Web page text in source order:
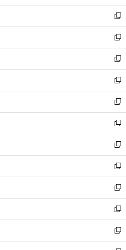
開
く
ウ
で
開
く
ン
ド
ウ
で
開
く
新
し
い
ウ
ィ
ン
ド
ウ
で
開
く
新
し
い
ウ
ィ
ン
ド
ウ
で
開
く
新
し
い
ウ
ィ
ン
ド
ウ
で
開
く
新
し
い
ウ
ィ
ン
ド
ウ
で
開
く
新
し
い
ウ
ィ
ン
ド
ウ
で
開
く
新
し
い
ウ
ィ
ン
ド
ウ
で
開
く
新
し
い
ウ
ィ
ン
ド
ウ
で
開
新
し
い
ウ
ィ
ン
ド
ウ
新
し
い
ウ
ィ
ン
新
し
い
ウ
新
し